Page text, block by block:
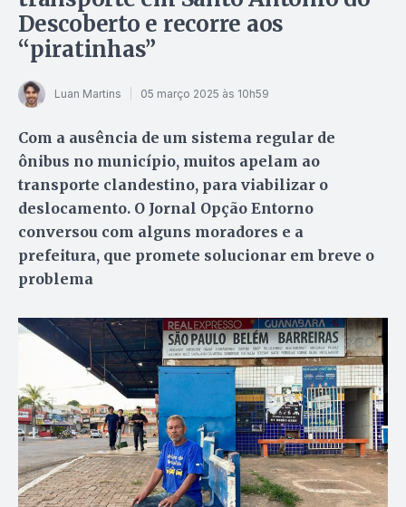
Descoberto e recorre aos
“piratinhas”
Luan Martins 05 março 2025 às 10h59
Com a ausência de um sistema regular de
ônibus no município, muitos apelam ao
transporte clandestino, para viabilizar o
deslocamento. O Jornal Opção Entorno
conversou com alguns moradores e a
prefeitura, que promete solucionar em breve o
problema